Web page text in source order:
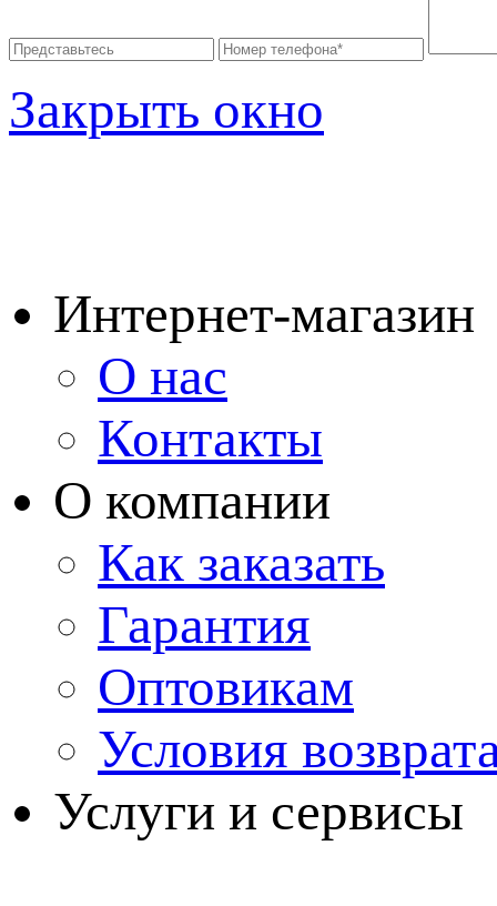
Закрыть окно
Интернет-магазин
О нас
Контакты
О компании
Как заказать
Гарантия
Оптовикам
Условия
Услуги и сервисы